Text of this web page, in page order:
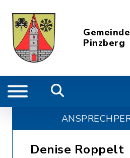
Gemeinde
Pinzberg
Denise Roppelt